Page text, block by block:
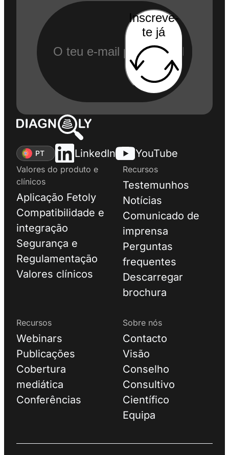
Inscreve-
te já
PT LinkedIn YouTube
Valores do produto e
clínicos
Aplicação Fetoly
Compatibilidade e
integração
Segurança e
Regulamentação
Valores clínicos
Recursos
Testemunhos
Notícias
Comunicado de
imprensa
Perguntas
frequentes
Descarregar
brochura
Recursos
Webinars
Publicações
Cobertura
mediática
Conferências
Sobre nós
Contacto
Visão
Conselho
Consultivo
Científico
Equipa